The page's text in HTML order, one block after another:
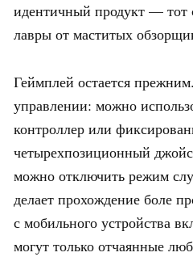
идентичный продукт — тот
лавры от маститых
Геймплей остается
управлении: можно
контроллер или
четырехпозиционный
можно отключить режим
делает прохождение боле
с мобильного устройства
могут только отчаянные